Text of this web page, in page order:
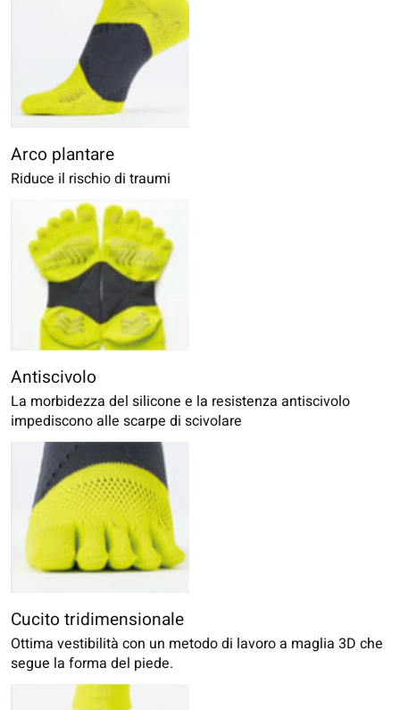
Arco plantare
Riduce il rischio di traumi
Antiscivolo
La morbidezza del silicone e la resistenza antiscivolo
impediscono alle scarpe di scivolare
Cucito tridimensionale
Ottima vestibilità con un metodo di lavoro a maglia 3D che
segue la forma del piede.